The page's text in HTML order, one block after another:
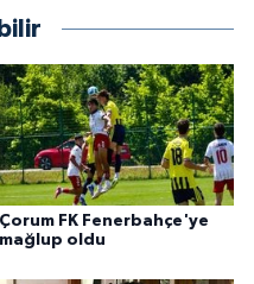
Çorum FK Fenerbahçe'ye
mağlup oldu